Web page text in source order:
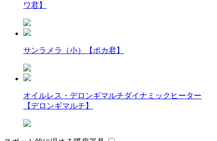
ワ君】
サンラメラ（小）【ポカ君】
オイルレス・デロンギマルチダイナミックヒーター
【デロンギマルチ】